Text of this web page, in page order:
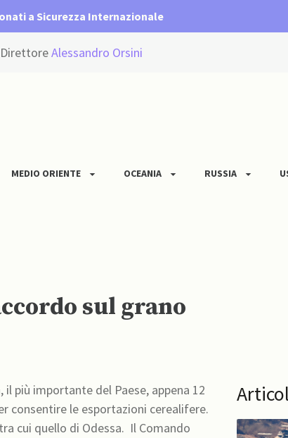
a Sicurezza Internazionale
DirettoreAlessandro Orsini
MEDIO ORIENTE OCEANIA RUSSIA
sul grano
più importante del Paese, appena 12
consentire le esportazioni cerealifere.
di Odessa. Il Comando